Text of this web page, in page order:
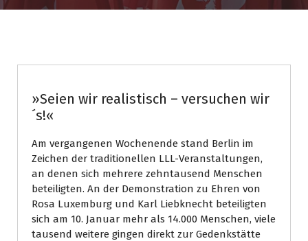
»Seien wir realistisch – versuchen wir
´s!«
Am vergangenen Wochenende stand Berlin im
Zeichen der traditionellen LLL-Veranstaltungen,
an denen sich mehrere zehntausend Menschen
beteiligten. An der Demonstration zu Ehren von
Rosa Luxemburg und Karl Liebknecht beteiligten
sich am 10. Januar mehr als 14.000 Menschen, viele
tausend weitere gingen direkt zur Gedenkstätte